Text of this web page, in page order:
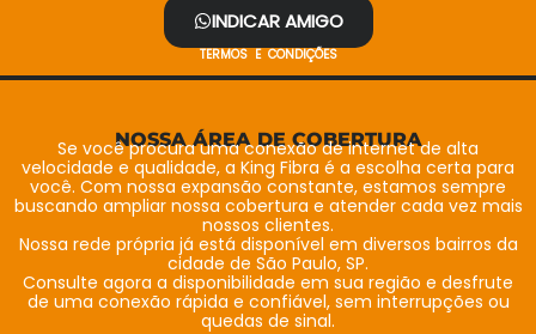
INDICAR AMIGO
TERMOS E CONDIÇÕES
NOSSA ÁREA DE COBERTURA
Se você procura uma conexão de internet de alta
velocidade e qualidade, a King Fibra é a escolha certa para
você. Com nossa expansão constante, estamos sempre
buscando ampliar nossa cobertura e atender cada vez mais
nossos clientes.
Nossa rede própria já está disponível em diversos bairros da
cidade de São Paulo, SP.
Consulte agora a disponibilidade em sua região e desfrute
de uma conexão rápida e confiável, sem interrupções ou
quedas de sinal.